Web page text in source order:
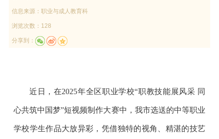
信息来源： 职业与成人教育科
浏览次数：128
分享到：
近日，在2025年全区职业学校“职教技能展风采 同
心共筑中国梦”短视频制作大赛中，我市选送的中等职业
学校学生作品大放异彩，凭借独特的视角、精湛的技艺